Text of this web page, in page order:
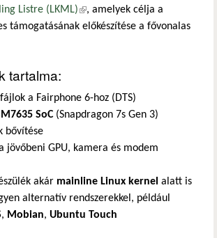
Listre (LKML)(külső hivatkozás)
, amelyek célja a
támogatásának előkészítése a fővonalas
tartalma:
fájlok a Fairphone 6-hoz (DTS)
SoC(Snapdragon 7s Gen 3)
bővítése
jövőbeni GPU, kamera és modem
akár mainline Linux kernel alatt is
alternatív rendszerekkel, például
, Mobian, Ubuntu Touch